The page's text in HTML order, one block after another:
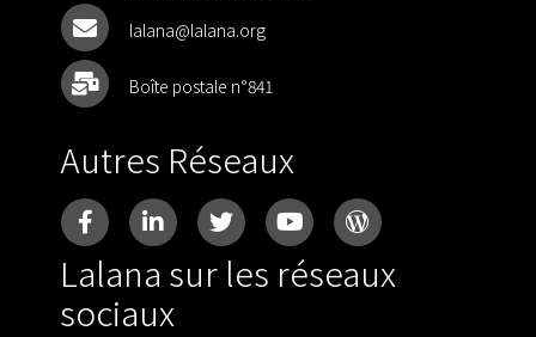
lalana@lalana.org
Boîte postale n°841
Autres Réseaux
Lalana sur les réseaux
sociaux